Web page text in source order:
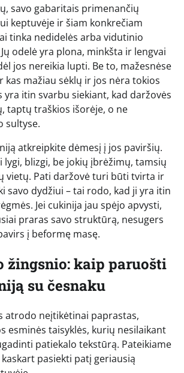
savo gabaritais primenančių
keptuvėje ir šiam konkrečiam
tinka nedidelės arba vidutinio
odelė yra plona, minkšta ir lengvai
jos nereikia lupti. Be to, mažesnėse
kas mažiau sėklų ir jos nėra tokios
yra itin svarbu siekiant, kad daržovės
taptų traškios išorėje, o ne
sultyse.
atkreipkite dėmesį į jos paviršių.
blizgi, be jokių įbrėžimų, tamsių
vietų. Pati daržovė turi būti tvirta ir
savo dydžiui – tai rodo, kad ji yra itin
Jei cukinija jau spėjo apvysti,
praras savo struktūrą, nesugers
į beformę masę.
žingsnio: kaip paruošti
su česnaku
atrodo neįtikėtinai paprastas,
esminės taisyklės, kurių nesilaikant
patiekalo tekstūrą. Pateikiame
pasiekti patį geriausią